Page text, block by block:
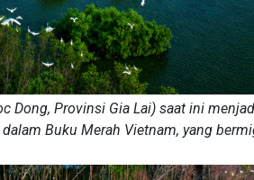
Dong, Provinsi Gia Lai) saat ini
Buku Merah Vietnam, yang